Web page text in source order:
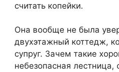
считать копейки.
Она вообще не была
двухэтажный коттедж,
супруг. Зачем такие
небезопасная